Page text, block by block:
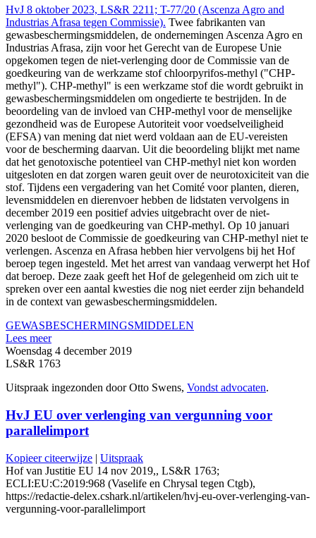
HvJ 8 oktober 2023, LS&R 2211; T-77/20 (Ascenza Agro and
Industrias Afrasa tegen Commissie). Twee fabrikanten van
gewasbeschermingsmiddelen, de ondernemingen Ascenza Agro en
Industrias Afrasa, zijn voor het Gerecht van de Europese Unie
opgekomen tegen de niet-verlenging door de Commissie van de
goedkeuring van de werkzame stof chloorpyrifos-methyl ("CHP-
methyl"). CHP-methyl" is een werkzame stof die wordt gebruikt in
gewasbeschermingsmiddelen om ongedierte te bestrijden. In de
beoordeling van de invloed van CHP-methyl voor de menselijke
gezondheid was de Europese Autoriteit voor voedselveiligheid
(EFSA) van mening dat niet werd voldaan aan de EU-vereisten
voor de bescherming daarvan. Uit die beoordeling blijkt met name
dat het genotoxische potentieel van CHP-methyl niet kon worden
uitgesloten en dat zorgen waren geuit over de neurotoxiciteit van die
stof. Tijdens een vergadering van het Comité voor planten, dieren,
levensmiddelen en dierenvoer hebben de lidstaten vervolgens in
december 2019 een positief advies uitgebracht over de niet-
verlenging van de goedkeuring van CHP-methyl. Op 10 januari
2020 besloot de Commissie de goedkeuring van CHP-methyl niet te
verlengen. Ascenza en Afrasa hebben hier vervolgens bij het Hof
beroep tegen ingesteld. Met het arrest van vandaag verwerpt het Hof
dat beroep. Deze zaak geeft het Hof de gelegenheid om zich uit te
spreken over een aantal kwesties die nog niet eerder zijn behandeld
in de context van gewasbeschermingsmiddelen.
GEWASBESCHERMINGSMIDDELEN
Lees meer
Woensdag 4 december 2019
LS&R 1763
Uitspraak ingezonden door Otto Swens, Vondst advocaten.
HvJ EU over verlenging van vergunning voor
parallelimport
Kopieer citeerwijze | Uitspraak
Hof van Justitie EU 14 nov 2019,, LS&R 1763;
ECLI:EU:C:2019:968 (Vaselife en Chrysal tegen Ctgb),
https://redactie-delex.cshark.nl/artikelen/hvj-eu-over-verlenging-van-
vergunning-voor-parallelimport